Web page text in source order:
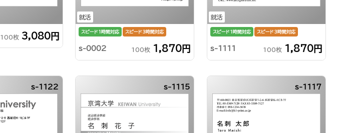
100枚 3,080円
就活
スピード1時間対応 スピード3時間対応
s-0002 100枚 1,870円
就活
スピード1時間対応 スピード3時間対応
s-1111 100枚 1,870円
s-1122 s-1115 s-1117